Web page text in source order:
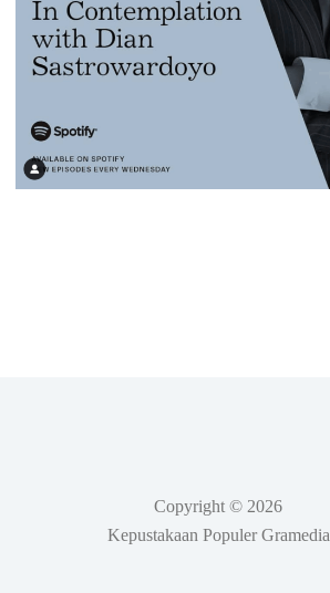
Copyright © 2026
Kepustakaan Populer Gramedia